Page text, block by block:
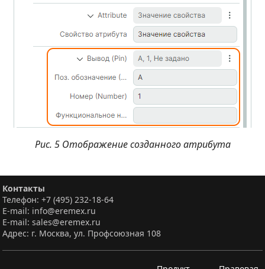
Рис. 5 Отображение созданного атрибута
Контакты
Телефон: +7 (495) 232-18-64
E-mail: info@eremex.ru
E-mail: sales@eremex.ru
Адрес: г. Москва, ул. Профсоюзная 108